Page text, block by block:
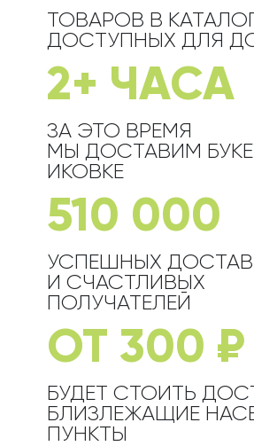
ТОВАРОВ В
ДОСТУПНЫХ ДЛЯ
2+ ЧАСА
ЗА ЭТО ВРЕМЯ
МЫ ДОСТАВИМ
ИКОВКЕ
510 000
УСПЕШНЫХ
И СЧАСТЛИВЫХ
ПОЛУЧАТЕЛЕЙ
ОТ 300 ₽
БУДЕТ СТОИТЬ
БЛИЗЛЕЖАЩИЕ
ПУНКТЫ